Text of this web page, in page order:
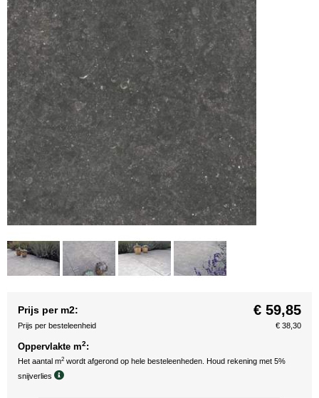
Prijs per m2: € 59,85
Prijs per besteleenheid € 38,30
Oppervlakte m2:
Het aantal m2 wordt afgerond op hele besteleenheden. Houd rekening met 5%
snijverlies